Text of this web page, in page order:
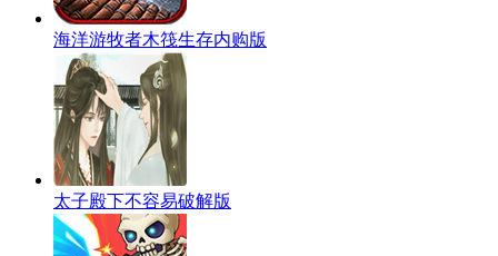
海洋游牧者木筏生存内购版
太子殿下不容易破解版